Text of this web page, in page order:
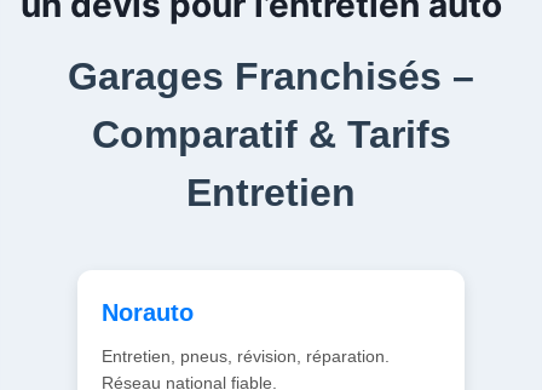
Garages Franchisés –
Comparatif & Tarifs
Entretien
Norauto
Entretien, pneus, révision, réparation.
Réseau national fiable.